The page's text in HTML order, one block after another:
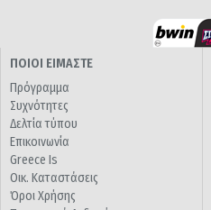
ΠΟΙΟΙ ΕΙΜΑΣΤΕ
Πρόγραμμα
Συχνότητες
Δελτία τύπου
Επικοινωνία
Greece Is
Οικ. Καταστάσεις
Όροι Χρήσης